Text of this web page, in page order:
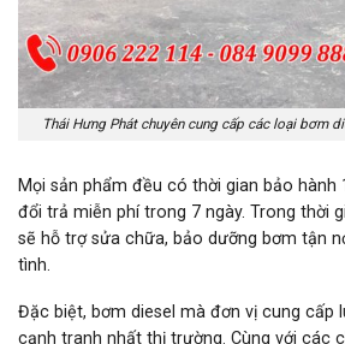
Thái Hưng Phát chuyên cung cấp các loại bơm
Mọi sản phẩm đều có thời gian bảo
đổi trả miễn phí trong 7 ngày. Trong thời
sẽ hỗ trợ sửa chữa, bảo dưỡng bơm tận
tình.
Đặc biệt, bơm diesel mà đơn vị cung cấp
cạnh tranh nhất thị trường. Cùng với các